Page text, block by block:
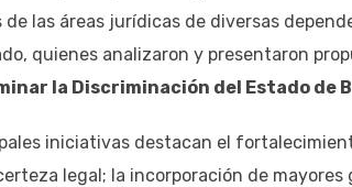
las áreas jurídicas de diversas
quienes analizaron y presentaron
la Discriminación del Estado de
iniciativas destacan el
legal; la incorporación de